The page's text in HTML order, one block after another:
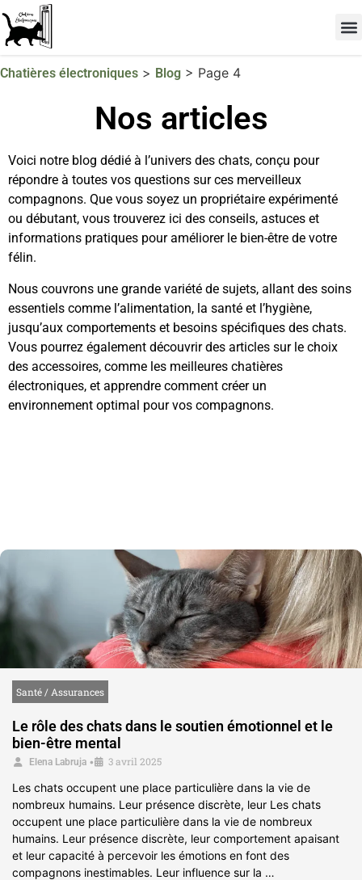
Chatières électroniques > Blog > Page 4
Nos articles
Voici notre blog dédié à l’univers des chats, conçu pour
répondre à toutes vos questions sur ces merveilleux
compagnons. Que vous soyez un propriétaire expérimenté
ou débutant, vous trouverez ici des conseils, astuces et
informations pratiques pour améliorer le bien-être de votre
félin.
Nous couvrons une grande variété de sujets, allant des soins
essentiels comme l’alimentation, la santé et l’hygiène,
jusqu’aux comportements et besoins spécifiques des chats.
Vous pourrez également découvrir des articles sur le choix
des accessoires, comme les meilleures chatières
électroniques, et apprendre comment créer un
environnement optimal pour vos compagnons.
Santé / Assurances
Le rôle des chats dans le soutien émotionnel et le
bien-être mental
Elena Labruja • 3 avril 2025
Les chats occupent une place particulière dans la vie de
nombreux humains. Leur présence discrète, leur Les chats
occupent une place particulière dans la vie de nombreux
humains. Leur présence discrète, leur comportement apaisant
et leur capacité à percevoir les émotions en font des
compagnons inestimables. Leur influence sur la …